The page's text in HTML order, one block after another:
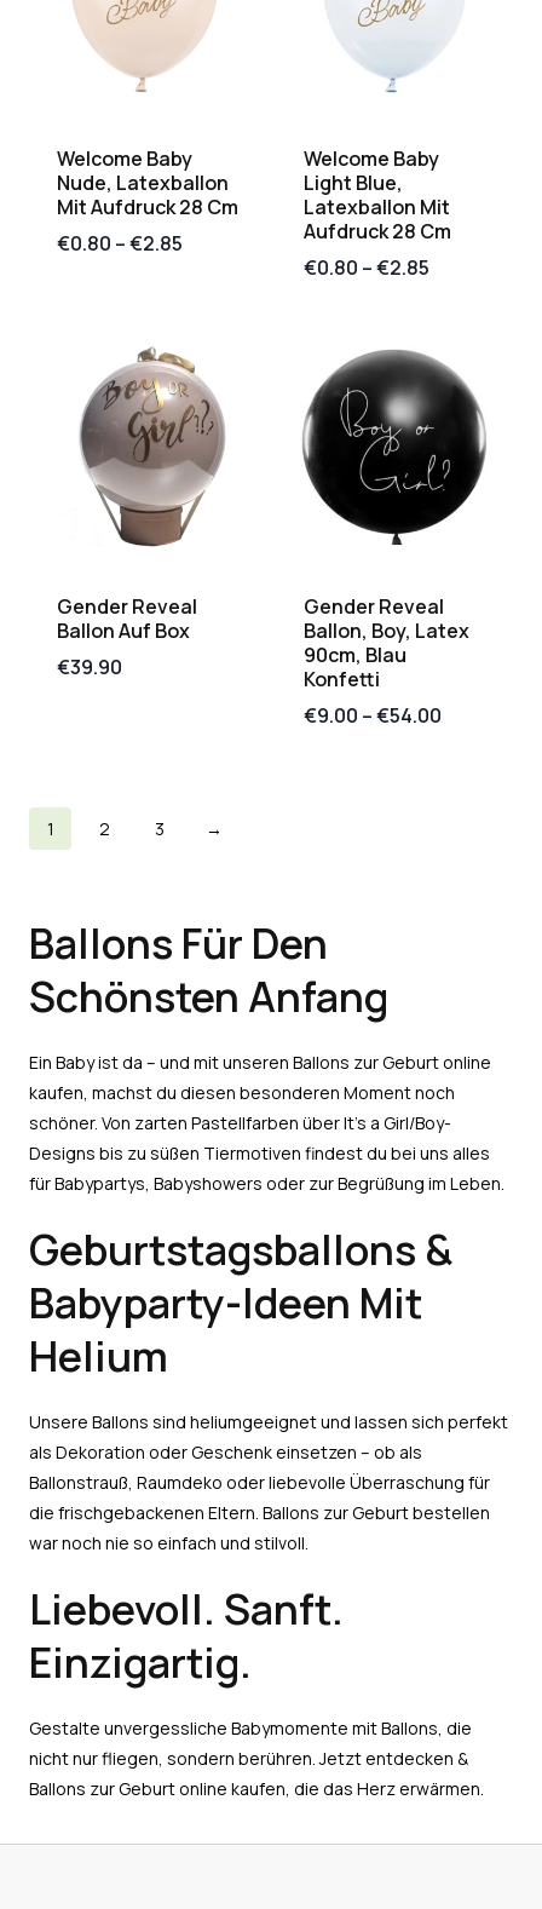
Welcome Baby
Nude, Latexballon
Mit Aufdruck 28 Cm
€0.80 –€2.85
Welcome Baby
Light Blue,
Latexballon Mit
Aufdruck 28 Cm
€0.80 –€2.85
Gender Reveal
Ballon Auf Box
€39.90
Gender Reveal
Ballon, Boy, Latex
90cm, Blau
Konfetti
€9.00 –€54.00
1 2 3 →
Ballons Für Den
Schönsten Anfang
Ein Baby ist da – und mit unseren Ballons zur Geburt online
kaufen, machst du diesen besonderen Moment noch
schöner. Von zarten Pastellfarben über It’s a Girl/Boy-
Designs bis zu süßen Tiermotiven findest du bei uns alles
für Babypartys, Babyshowers oder zur Begrüßung im Leben.
Geburtstagsballons &
Babyparty-Ideen Mit
Helium
Unsere Ballons sind heliumgeeignet und lassen sich perfekt
als Dekoration oder Geschenk einsetzen – ob als
Ballonstrauß, Raumdeko oder liebevolle Überraschung für
die frischgebackenen Eltern. Ballons zur Geburt bestellen
war noch nie so einfach und stilvoll.
Liebevoll. Sanft.
Einzigartig.
Gestalte unvergessliche Babymomente mit Ballons, die
nicht nur fliegen, sondern berühren. Jetzt entdecken &
Ballons zur Geburt online kaufen, die das Herz erwärmen.